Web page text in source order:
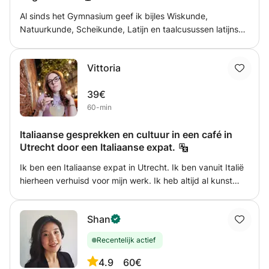
interesse de beste leermeester is. Dus ik doe mijn best om
me voor de lessen voor te bereiden en materiaal na de
lessen naar de studenten te sturen. De lessen kunnen in
het Chinees, Engels worden gegeven.
Al sinds het Gymnasium geef ik bijles Wiskunde,
Natuurkunde, Scheikunde, Latijn en taalcusussen latijnse
Basisschoolleerlingen ook rekenen bijvoorbeeld met
breuken en procenten en alle andere modules. Ook
nederlandse grammatica en spelling.
Vittoria
39€
60-min
Italiaanse gesprekken en cultuur in een café in
Utrecht door een Italiaanse expat.
Ik ben een Italiaanse expat in Utrecht. Ik ben vanuit Italië
hierheen verhuisd voor mijn werk. Ik heb altijd al kunst
lesgeven en het uitleggen van concepten, en ik ben er erg
goed in om mensen op hun gemak te stellen, ongeacht
hun voorbereidingsniveau of als ze een fout maken – ik
bouw graag iets op. Ik creëer een gastvrije omgeving om
Shan
Recentelijk actief
4.9 60€